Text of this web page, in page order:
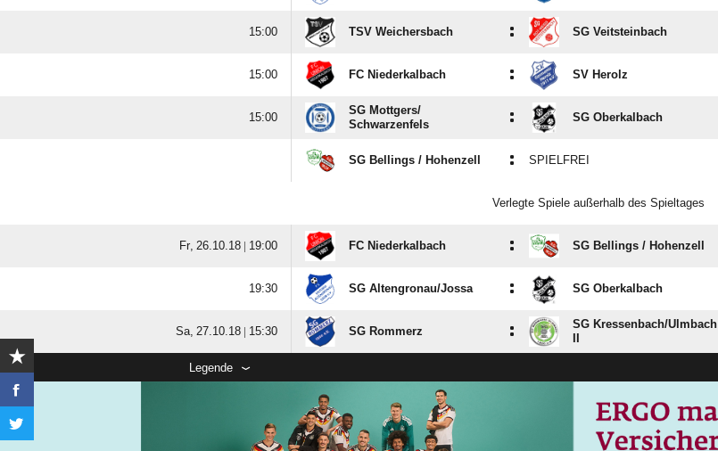
 TSV Weichersbach : SG Veitsteinbach
 FC Niederkalbach : SV Herolz

SG Mottgers/​
Schwarzenfels
: SG Oberkalbach
SG Bellings /​ Hohenzell : SPIELFREI
Verlegte Spiele außerhalb des Spieltages
  |  FC Niederkalbach : SG Bellings /​ Hohenzell
 SG Altengronau/​Jossa : SG Oberkalbach
  |  SG Rommerz :
SG Kressenbach/​Ulmbach
Legende